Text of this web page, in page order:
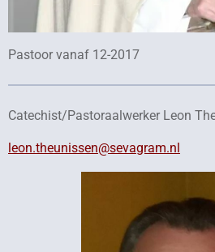
Pastoor vanaf 12-2017
Catechist/Pastoraalwerker Leon
leon.theunissen@sevagram.nl